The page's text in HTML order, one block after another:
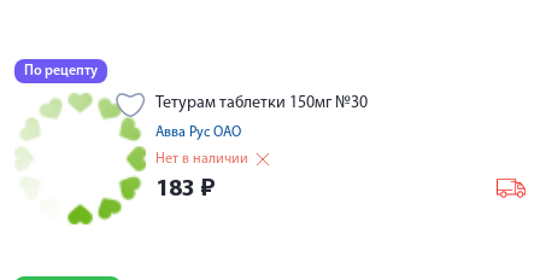
По рецепту
Тетурам таблетки 150мг №30
Авва Рус ОАО
Нет в наличии
183 ₽